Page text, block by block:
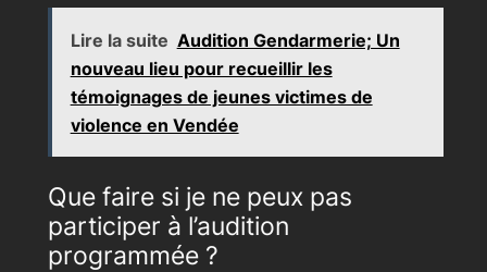
Lire la suite Audition Gendarmerie; Un
nouveau lieu pour recueillir les
témoignages de jeunes victimes de
violence en Vendée
Que faire si je ne peux pas
participer à l’audition
programmée ?